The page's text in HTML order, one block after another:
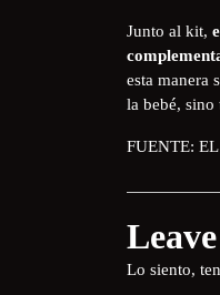
Junto al kit,
esta manera
la bebé, sino
FUENTE:
Lo siento,